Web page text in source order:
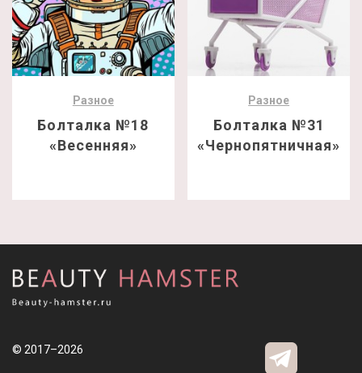
Разное
Болталка №18
«Весенняя»
Разное
Болталка №31
«Чернопятничная»
© 2017–2026